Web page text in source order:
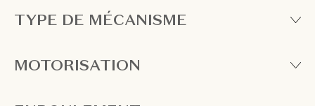
TYPE DE MÉCANISME
MOTORISATION